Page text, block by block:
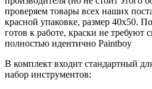
проверяем товары всех наших
красной упаковке, размер 40x50.
готов к работе, краски не требуют
полностью идентично Paintboy
В комплект входит стандартный
набор инструментов: